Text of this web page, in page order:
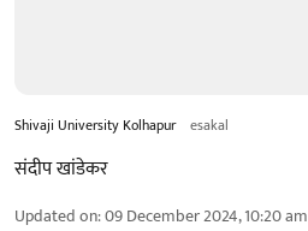
Shivaji University Kolhapur esakal
संदीप खांडेकर
Updated on:09 December 2024, 10:20 am